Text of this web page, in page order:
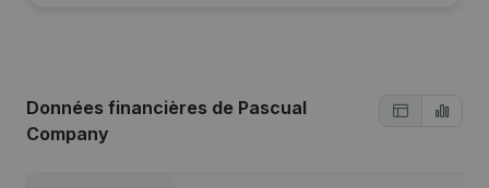
Données financières de Pascual
Company